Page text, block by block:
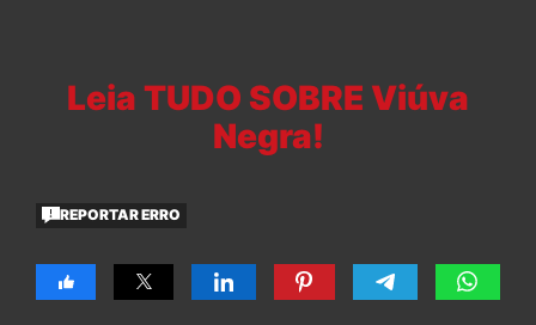
Leia TUDO SOBRE Viúva
Negra!
REPORTAR ERRO